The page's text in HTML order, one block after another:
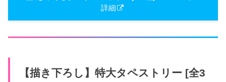
詳細
【描き下ろし】特大タペストリー [全3